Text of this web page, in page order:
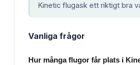
Kinetic flugask ett riktigt bra
Vanliga frågor
Hur många flugor får plats i